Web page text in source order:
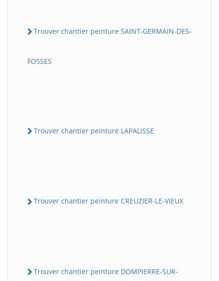
Trouver chantier peinture SAINT-GERMAIN-DES-
FOSSES
Trouver chantier peinture LAPALISSE
Trouver chantier peinture CREUZIER-LE-VIEUX
Trouver chantier peinture DOMPIERRE-SUR-